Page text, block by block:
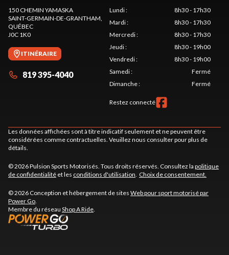
150 CHEMIN YAMASKA
SAINT-GERMAIN-DE-GRANTHAM,
QUÉBEC
J0C 1K0
ITINÉRAIRE
819 395-4040
Lundi:
8h30 - 17h30
Mardi:
8h30 - 17h30
Mercredi:
8h30 - 17h30
Jeudi:
8h30 - 19h00
Vendredi:
8h30 - 19h00
Samedi:
Fermé
Dimanche: Fermé
Restez connecté
Les données affichées sont à titre indicatif seulement et ne peuvent être
considérées comme contractuelles. Veuillez nous consulter pour plus de
détails.
© 2026 Pulsion Sports Motorisés. Tous droits réservés. Consultez la politique
de confidentialité et les conditions d'utilisation. Choix de consentement.
© 2026 Conception et hébergement de sites Web pour sport motorisé par
Power Go.
Membre du réseau Shop A Ride.